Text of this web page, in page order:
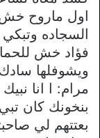
اول ماروح
السجاده وتبكي
فؤاد خش
ويشوفلها
مرام: ا انا
بنخونك كان
بعتتهم لي